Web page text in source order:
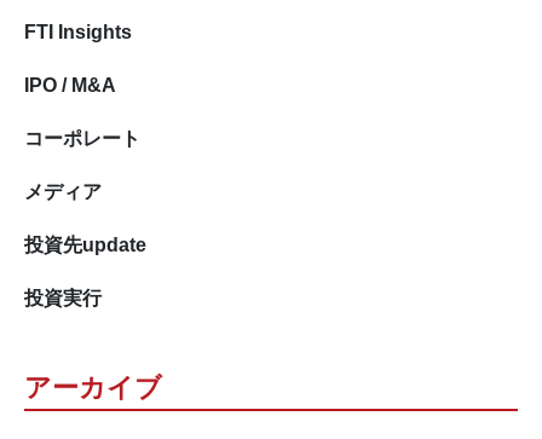
FTI Insights
IPO / M&A
コーポレート
メディア
投資先update
投資実行
アーカイブ